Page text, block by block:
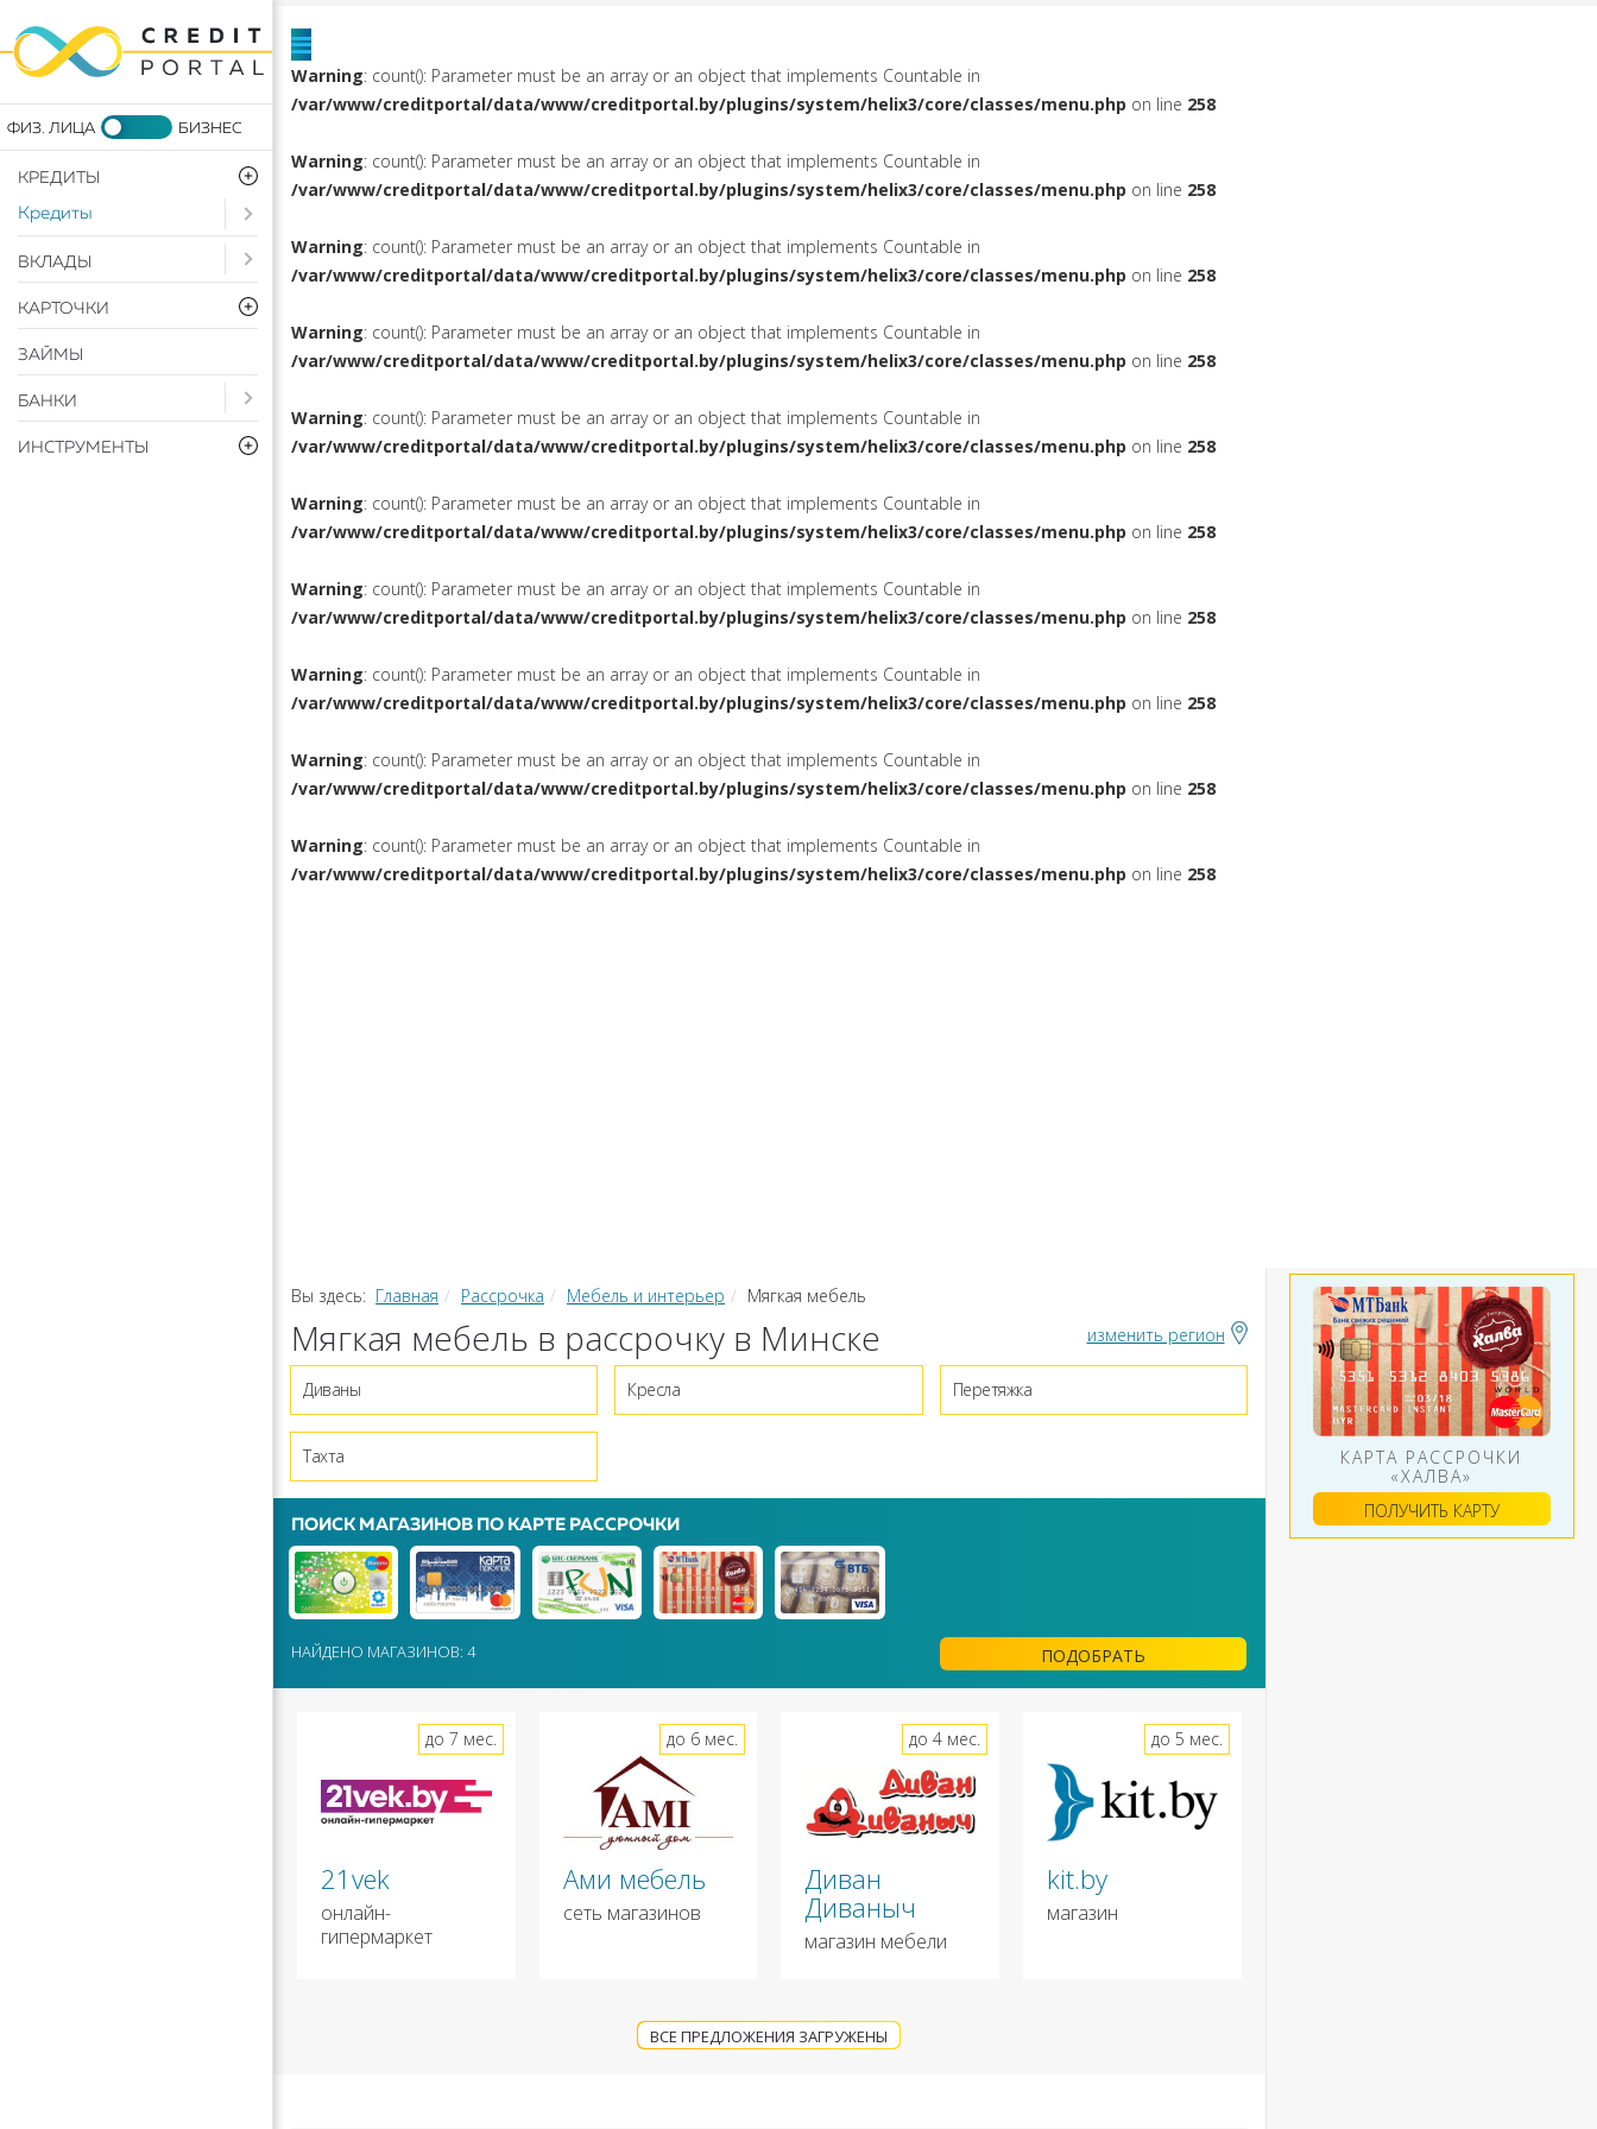
КРЕДИТЫ
Open submenu ( Кредиты)
Кредиты
Open submenu ( Вклады)
ВКЛАДЫ
КАРТОЧКИ
ЗАЙМЫ
Open submenu ( Банки)
БАНКИ
ИНСТРУМЕНТЫ
Warning: count(): Parameter must be an array or an object that implements Countable in
/var/www/creditportal/data/www/creditportal.by/plugins/system/helix3/core/classes/menu.php on line 258
Warning: count(): Parameter must be an array or an object that implements Countable in
/var/www/creditportal/data/www/creditportal.by/plugins/system/helix3/core/classes/menu.php on line 258
Warning: count(): Parameter must be an array or an object that implements Countable in
/var/www/creditportal/data/www/creditportal.by/plugins/system/helix3/core/classes/menu.php on line 258
Warning: count(): Parameter must be an array or an object that implements Countable in
/var/www/creditportal/data/www/creditportal.by/plugins/system/helix3/core/classes/menu.php on line 258
Warning: count(): Parameter must be an array or an object that implements Countable in
/var/www/creditportal/data/www/creditportal.by/plugins/system/helix3/core/classes/menu.php on line 258
Warning: count(): Parameter must be an array or an object that implements Countable in
/var/www/creditportal/data/www/creditportal.by/plugins/system/helix3/core/classes/menu.php on line 258
Warning: count(): Parameter must be an array or an object that implements Countable in
/var/www/creditportal/data/www/creditportal.by/plugins/system/helix3/core/classes/menu.php on line 258
Warning: count(): Parameter must be an array or an object that implements Countable in
/var/www/creditportal/data/www/creditportal.by/plugins/system/helix3/core/classes/menu.php on line 258
Warning: count(): Parameter must be an array or an object that implements Countable in
/var/www/creditportal/data/www/creditportal.by/plugins/system/helix3/core/classes/menu.php on line 258
Warning: count(): Parameter must be an array or an object that implements Countable in
/var/www/creditportal/data/www/creditportal.by/plugins/system/helix3/core/classes/menu.php on line 258
Вы здесь: Главная Рассрочка Мебель и интерьер Мягкая мебель
Мягкая мебель в рассрочку в Минске изменить регион
Диваны Кресла Перетяжка
Тахта
ПОИСК МАГАЗИНОВ ПО КАРТЕ РАССРОЧКИ
НАЙДЕНО МАГАЗИНОВ: 4 ПОДОБРАТЬ
21vek
онлайн-
гипермаркет
до 7 мес.
Ами мебель
сеть магазинов
до 6 мес.
Диван
Диваныч
магазин мебели
до 4 мес.
kit.by
магазин
до 5 мес.
ВСЕ ПРЕДЛОЖЕНИЯ ЗАГРУЖЕНЫ
КАРТА РАССРОЧКИ
«ХАЛВА»
ПОЛУЧИТЬ КАРТУ